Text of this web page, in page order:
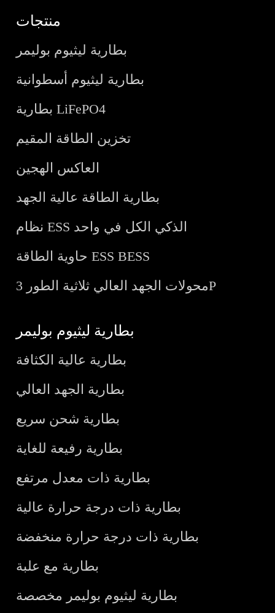
منتجات
بطارية ليثيوم بوليمر
بطارية ليثيوم أسطوانية
بطارية LiFePO4
تخزين الطاقة المقيم
العاكس الهجين
بطارية الطاقة عالية الجهد
نظام ESS الذكي الكل في واحد
حاوية الطاقة ESS BESS
محولات الجهد العالي ثلاثية الطور 3P
بطارية ليثيوم بوليمر
بطارية عالية الكثافة
بطارية الجهد العالي
بطارية شحن سريع
بطارية رفيعة للغاية
بطارية ذات معدل مرتفع
بطارية ذات درجة حرارة عالية
بطارية ذات درجة حرارة منخفضة
بطارية مع علبة
بطارية ليثيوم بوليمر مخصصة